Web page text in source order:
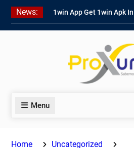
Skip
content
News:
1win App Get 1win Apk
1win Software
on To Unit Installation
Nigeria
Ce qui rend Chicken
populaire en France
Menu
Home
Uncategorized